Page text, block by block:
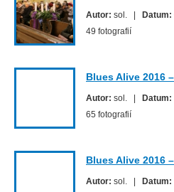
Autor: sol. | Datum:
49 fotografií
Blues Alive 2016
Autor: sol. | Datum:
65 fotografií
Blues Alive 2016
Autor: sol. | Datum: